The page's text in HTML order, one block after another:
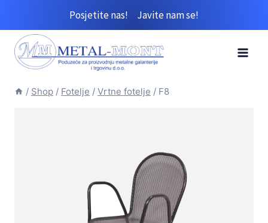
content
Posjetite nas! Javite nam se!
/ Shop / Fotelje / Vrtne fotelje / F8